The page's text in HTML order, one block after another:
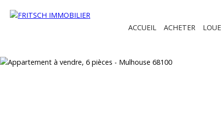
ACCUEIL ACHETER